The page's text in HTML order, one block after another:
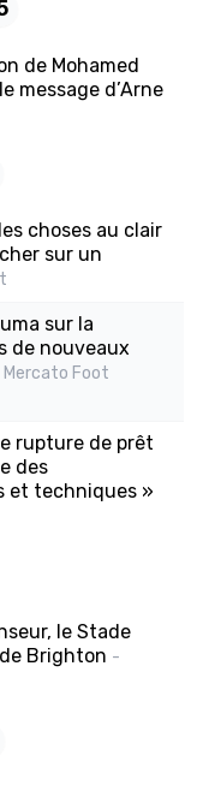
de Mohamed
message d’Arne
choses au clair
sur un
sur la
de nouveaux
Mercato Foot
rupture de prêt
des
et techniques »
le Stade
Brighton -